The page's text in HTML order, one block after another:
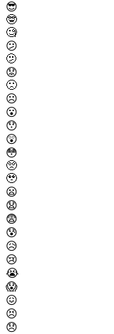
😎
🤓
🧐
😕
🫤
😟
🙁
☹️
😮
😯
😲
😳
🥺
🥹
😦
😧
😨
😰
😥
😢
😭
😱
😖
😣
😞